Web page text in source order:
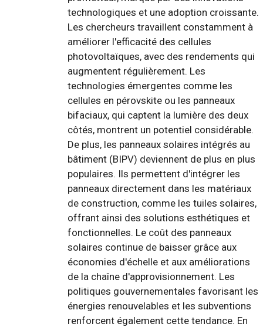
technologiques et une adoption croissante.
Les chercheurs travaillent constamment à
améliorer l'efficacité des cellules
photovoltaïques, avec des rendements qui
augmentent régulièrement. Les
technologies émergentes comme les
cellules en pérovskite ou les panneaux
bifaciaux, qui captent la lumière des deux
côtés, montrent un potentiel considérable.
De plus, les panneaux solaires intégrés au
bâtiment (BIPV) deviennent de plus en plus
populaires. Ils permettent d'intégrer les
panneaux directement dans les matériaux
de construction, comme les tuiles solaires,
offrant ainsi des solutions esthétiques et
fonctionnelles. Le coût des panneaux
solaires continue de baisser grâce aux
économies d'échelle et aux améliorations
de la chaîne d'approvisionnement. Les
politiques gouvernementales favorisant les
énergies renouvelables et les subventions
renforcent également cette tendance. En